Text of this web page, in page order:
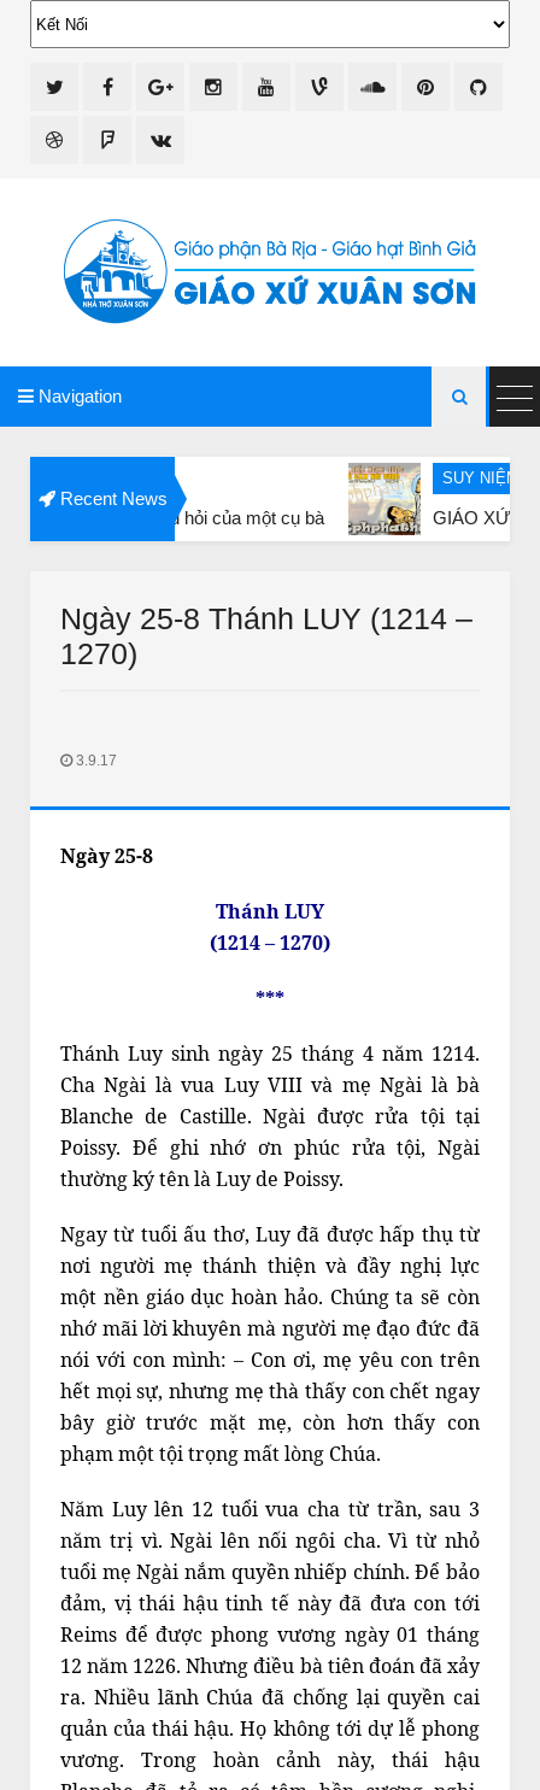
kim thang sẽ bị cấm ?
Feb 18 2018
Navigation 
Recent News
câu hỏi của một cụ bà
SUY NIỆM CHÚA NHẬT-LỄ
GIÁO XỨ XUÂN SƠN:
đến thư Bảy Tuần 21 Thường Niên năm B
Ngày 25-8 Thánh LUY (1214 –
1270)
3.9.17
Ngày 25-8
Thánh LUY
(1214 – 1270)
***
Thánh Luy sinh ngày 25 tháng 4 năm 1214.
Cha Ngài là vua Luy VIII và mẹ Ngài là bà
Blanche de Castille. Ngài được rửa tội tại
Poissy. Để ghi nhớ ơn phúc rửa tội, Ngài
thường ký tên là Luy de Poissy.
Ngay từ tuổi ấu thơ, Luy đã được hấp thụ từ
nơi người mẹ thánh thiện và đầy nghị lực
một nền giáo dục hoàn hảo. Chúng ta sẽ còn
nhớ mãi lời khuyên mà người mẹ đạo đức đã
nói với con mình: – Con ơi, mẹ yêu con trên
hết mọi sự, nhưng mẹ thà thấy con chết ngay
bây giờ trước mặt mẹ, còn hơn thấy con
phạm một tội trọng mất lòng Chúa.
Năm Luy lên 12 tuổi vua cha từ trần, sau 3
năm trị vì. Ngài lên nối ngôi cha. Vì từ nhỏ
tuổi mẹ Ngài nắm quyền nhiếp chính. Để bảo
đảm, vị thái hậu tinh tế này đã đưa con tới
Reims để được phong vương ngày 01 tháng
12 năm 1226. Nhưng điều bà tiên đoán đã xảy
ra. Nhiều lãnh Chúa đã chống lại quyền cai
quản của thái hậu. Họ không tới dự lễ phong
vương. Trong hoàn cảnh này, thái hậu